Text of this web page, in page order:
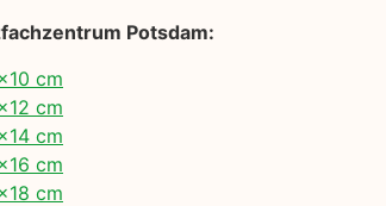
Potsdam:
cm
cm
cm
cm
cm